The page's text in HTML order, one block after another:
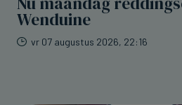
Wenduine
vr 07 augustus 2026, 22:16